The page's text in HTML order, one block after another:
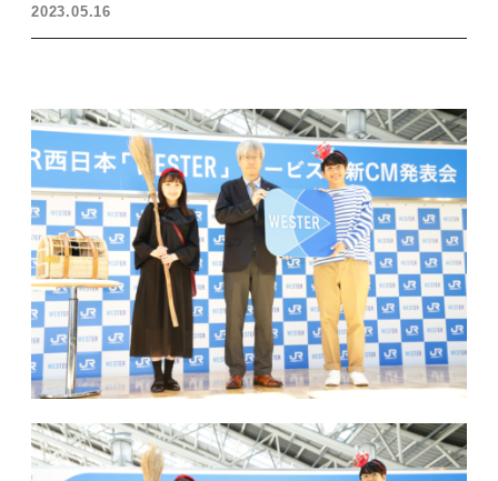
2023.05.16